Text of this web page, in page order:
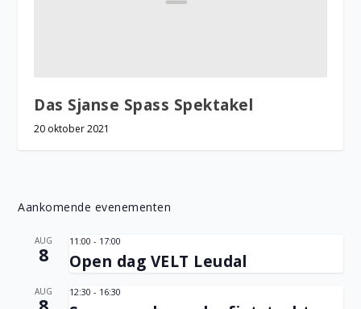
Das Sjanse Spass Spektakel
20 oktober 2021
Aankomende evenementen
AUG
8
11:00 - 17:00
Open dag VELT Leudal
AUG 12:30 - 16:30